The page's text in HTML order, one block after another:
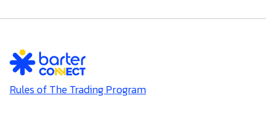
Rules of The Trading Program